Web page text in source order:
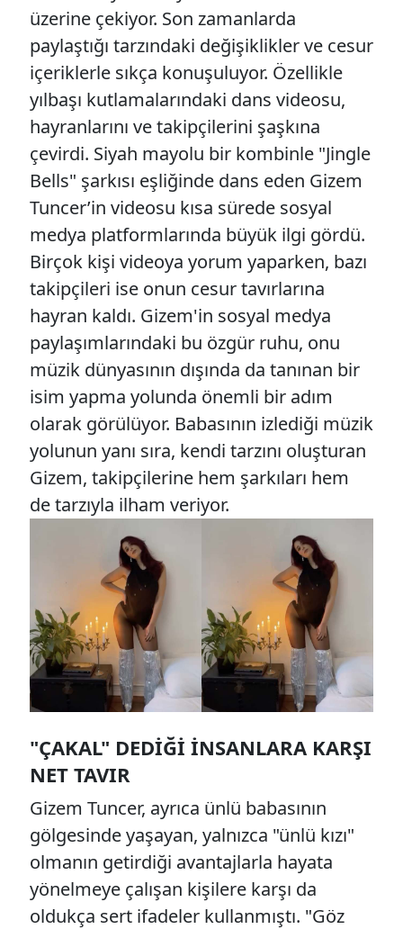
üzerine çekiyor. Son zamanlarda
paylaştığı tarzındaki değişiklikler ve cesur
içeriklerle sıkça konuşuluyor. Özellikle
yılbaşı kutlamalarındaki dans videosu,
hayranlarını ve takipçilerini şaşkına
çevirdi. Siyah mayolu bir kombinle "Jingle
Bells" şarkısı eşliğinde dans eden Gizem
Tuncer’in videosu kısa sürede sosyal
medya platformlarında büyük ilgi gördü.
Birçok kişi videoya yorum yaparken, bazı
takipçileri ise onun cesur tavırlarına
hayran kaldı. Gizem'in sosyal medya
paylaşımlarındaki bu özgür ruhu, onu
müzik dünyasının dışında da tanınan bir
isim yapma yolunda önemli bir adım
olarak görülüyor. Babasının izlediği müzik
yolunun yanı sıra, kendi tarzını oluşturan
Gizem, takipçilerine hem şarkıları hem
de tarzıyla ilham veriyor.
"ÇAKAL" DEDIĞI İNSANLARA KARŞI
NET TAVIR
Gizem Tuncer, ayrıca ünlü babasının
gölgesinde yaşayan, yalnızca "ünlü kızı"
olmanın getirdiği avantajlarla hayata
yönelmeye çalışan kişilere karşı da
oldukça sert ifadeler kullanmıştı. "Göz